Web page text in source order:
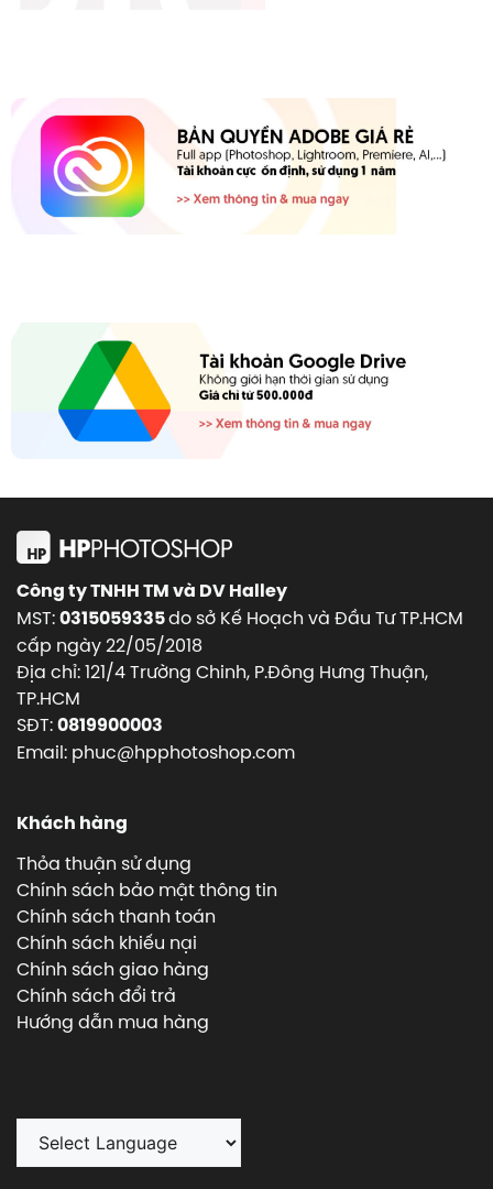
Công ty TNHH TM và DV Halley
MST:0315059335do sở Kế Hoạch và Đầu Tư TP.HCM
cấp ngày 22/05/2018
Địa chỉ: 121/4 Trường Chinh, P.Đông Hưng Thuận,
TP.HCM
SĐT:0819900003
Email: phuc@hpphotoshop.com
Khách hàng
Thỏa thuận sử dụng
Chính sách bảo mật thông tin
Chính sách thanh toán
Chính sách khiếu nại
Chính sách giao hàng
Chính sách đổi trả
Hướng dẫn mua hàng